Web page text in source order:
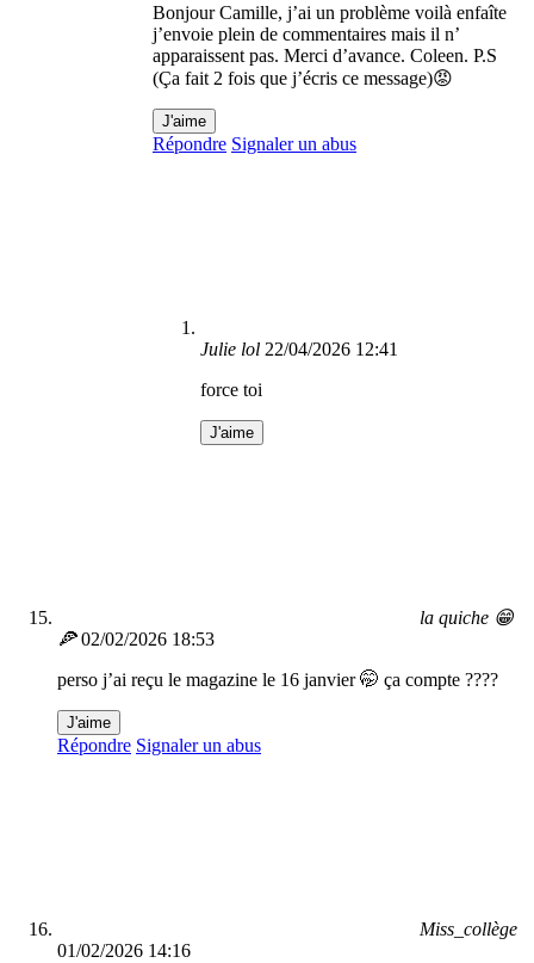
Bonjour Camille, j’ai un problème voilà enfaîte
j’envoie plein de commentaires mais il n’
apparaissent pas. Merci d’avance. Coleen. P.S
(Ça fait 2 fois que j’écris ce message)😡
J'aime
Répondre Signaler un abus
Julie lol 22/04/2026 12:41
force toi
J'aime
la quiche 😁
🍕 02/02/2026 18:53
perso j’ai reçu le magazine le 16 janvier 🤭 ça compte ????
J'aime
Répondre Signaler un abus
Miss_collège
01/02/2026 14:16